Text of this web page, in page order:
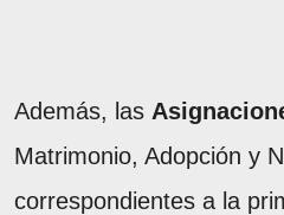
Además, las
Matrimonio, Adopción y
correspondientes a la